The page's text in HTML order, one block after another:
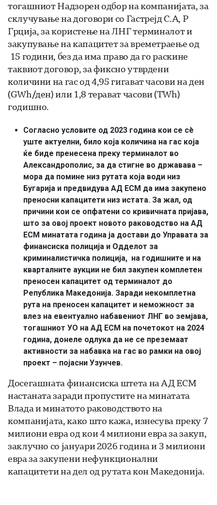
тогашниот Надзорен oдбор на компанијата, за
склучување на договори со Гастрејд С.А, Р
Грција, за користeње на ЛНГ терминалот и
закупување на капацитет за времетраење од
15 години, без да има право да го раскине
таквиот договор, за фиксно утврдени
количини на гас од 4,95 гигават часови на ден
(GWh/ден) или 1,8 терават часови (TWh)
годишно.
Согласно условите од 2023 година кои се сè
уште актуелни, било која количина на гас која
ќе биде пренесена преку терминалот во
Александрополис, за да стигне во државава –
мора да помине низ рутата која води низ
Бугарија и предвидува АД ЕСМ да има закупено
преносни капацитети низ истата. За жал, од
причини кои се опфатени со кривичната пријава,
што за овој проект новото раководство на АД
ЕСМ минатата година ја достави до Управата за
финансиска полиција и Одделот за
криминалистичка полиција, на годишните и на
кварталните аукции не бил закупен комплетен
преносен капацитет од терминалот до
Република Македонија. Заради некомплетна
рута на преносен капацитет и неможност за
влез на евентуално набавениот ЛНГ во земјава,
тогашниот УО на АД ЕСМ на почетокот на 2024
година, донеле одлука да не се преземаат
активности за набавка на гас во рамки на овој
проект – појасни Узунчев.
Досегашната финансиска штета на АД ЕСМ
настаната заради пропустите на минатата
Влада и минатото раководството на
компанијата, како што кажа, изнесува преку 7
милиони евра од кои 4 милиони евра за закуп,
заклучно со јануари 2026 година и 3 милиони
евра за закупени нефункционални
капацитети на дел од рутата кон Македонија.